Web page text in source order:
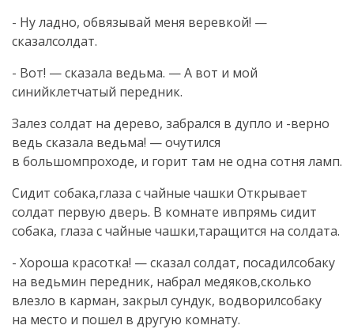
- Ну ладно, обвязывай меня веревкой! —
сказалсолдат.
- Вот! — сказала ведьма. — А вот и мой
синийклетчатый передник.
Залез солдат на дерево, забрался в дупло и -верно
ведь сказала ведьма! — очутился
в большомпроходе, и горит там не одна сотня ламп.
Сидит собака,глаза с чайные чашки Открывает
солдат первую дверь. В комнате ивпрямь сидит
собака, глаза с чайные чашки,таращится на солдата.
- Хороша красотка! — сказал солдат, посадилсобаку
на ведьмин передник, набрал медяков,сколько
влезло в карман, закрыл сундук, водворилсобаку
на место и пошел в другую комнату.